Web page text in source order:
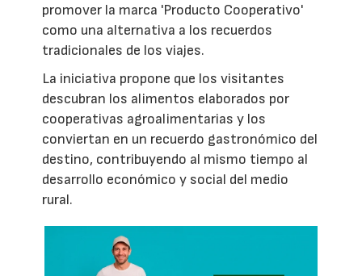
promover la marca 'Producto Cooperativo'
como una alternativa a los recuerdos
tradicionales de los viajes.
La iniciativa propone que los visitantes
descubran los alimentos elaborados por
cooperativas agroalimentarias y los
conviertan en un recuerdo gastronómico del
destino, contribuyendo al mismo tiempo al
desarrollo económico y social del medio
rural.